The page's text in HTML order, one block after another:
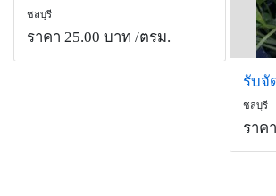
ชลบุรี
ราคา 25.00 บาท /ตรม.
รับจั
ชลบุรี
ราค